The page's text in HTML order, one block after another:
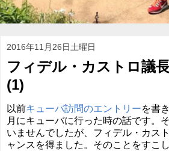
2016年11月26日土曜日
フィデル・カストロ議
(1)
以前キューバ訪問のエントリーを書
月にキューバに行った時の話です。
いませんでしたが、フィデル・カス
ャンスを得ました。そのことをすこ